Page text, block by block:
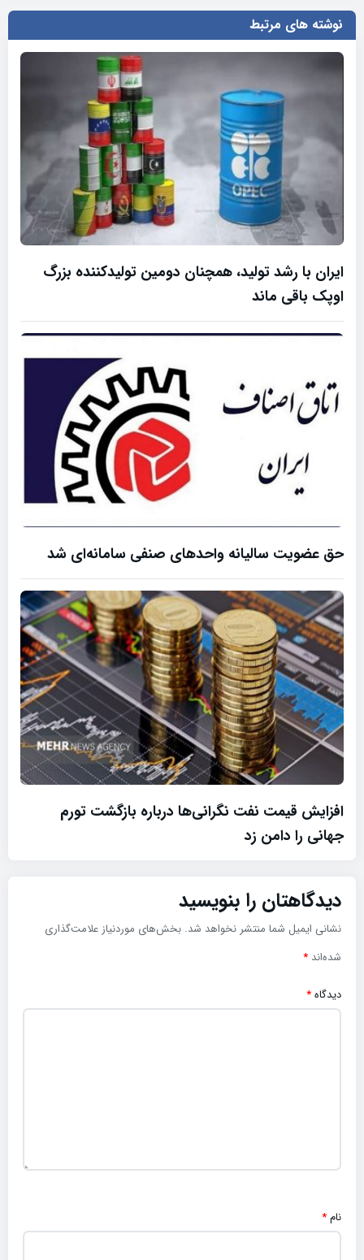
نوشته های مرتبط
ایران با رشد تولید، همچنان دومین تولیدکننده بزرگ
اوپک باقی ماند
حق عضویت سالیانه واحدهای صنفی سامانه‌ای شد
افزایش قیمت نفت نگرانی‌ها درباره بازگشت تورم
جهانی را دامن زد
دیدگاهتان را بنویسید
نشانی ایمیل شما منتشر نخواهد شد. بخش‌های موردنیاز علامت‌گذاری
شده‌اند *
دیدگاه*
نام*